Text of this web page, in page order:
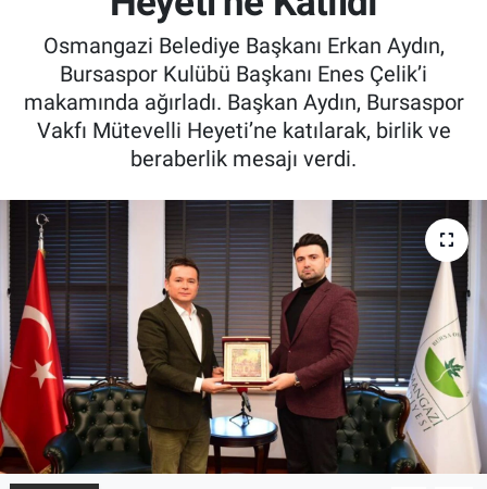
Osmangazi Belediye Başkanı Erkan Aydın,
Bursaspor Kulübü Başkanı Enes Çelik’i
makamında ağırladı. Başkan Aydın, Bursaspor
Vakfı Mütevelli Heyeti’ne katılarak, birlik ve
beraberlik mesajı verdi.
ASTROLOJİ
BLOG
Son Dakika Haberleri
Haber Arşivi